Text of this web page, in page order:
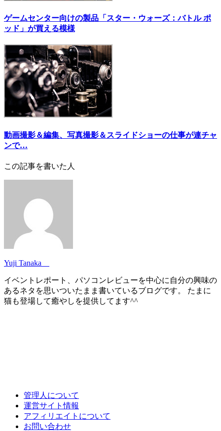
ゲームセンター向けの製品「スター・ウォーズ：バトル ポ
ッド」が買える模様
動画撮影＆編集、写真撮影＆スライドショーの仕事が連チャ
ンで…
この記事を書いた人
Yuji Tanaka
イベントレポート、パソコンレビューを中心に自分の興味の
あるネタを思いついたまま書いているブログです。 たまに
猫も登場して癒やしを提供してます^^
管理人について
運営サイト情報
アフィリエイトについて
お問い合わせ